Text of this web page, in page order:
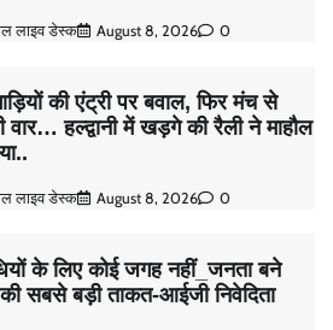
लाइव डेस्क August 8, 2026 0
की एंट्री पर बवाल, फिर मंच से
वार… हल्द्वानी में खड़गे की रैली ने माहौल
लाइव डेस्क August 8, 2026 0
के लिए कोई जगह नहीं_जनता बने
सबसे बड़ी ताकत-आईजी निवेदिता